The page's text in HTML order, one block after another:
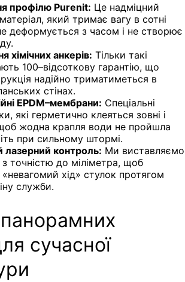
профілю Purenit: Це надміцний
який тримає вагу в сотні
деформується з часом і не створює
хімічних анкерів: Тільки такі
100–відсоткову гарантію, що
надійно триматиметься в
стінах.
EPDM–мембрани: Спеціальні
які герметично клеяться зовні і
жодна крапля води не пройшла
при сильному штормі.
лазерний контроль: Ми виставляємо
з точністю до міліметра, щоб
хід» стулок протягом
служби.
панорамних
сучасної